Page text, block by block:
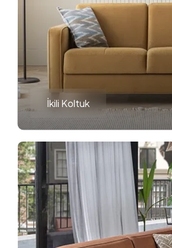
İkili Koltuk